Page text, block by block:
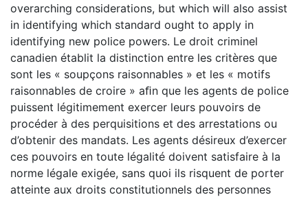
overarching considerations, but which will also assist
in identifying which standard ought to apply in
identifying new police powers. Le droit criminel
canadien établit la distinction entre les critères que
sont les « soupçons raisonnables » et les « motifs
raisonnables de croire » aﬁn que les agents de police
puissent légitimement exercer leurs pouvoirs de
procéder à des perquisitions et des arrestations ou
d’obtenir des mandats. Les agents désireux d’exercer
ces pouvoirs en toute légalité doivent satisfaire à la
norme légale exigée, sans quoi ils risquent de porter
atteinte aux droits constitutionnels des personnes